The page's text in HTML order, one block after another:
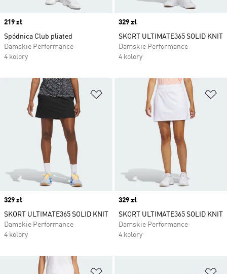
Price
219 zł
Spódnica Club pliated
Damskie Performance
4 kolory
Price
329 zł
SKORT ULTIMATE365 SOLID KNIT
Damskie Performance
4 kolory
Dodaj do listy życzeń
Price
329 zł
SKORT ULTIMATE365 SOLID KNIT
Damskie Performance
4 kolory
Price
329 zł
SKORT ULTIMATE365 SOLID KNIT
Damskie Performance
4 kolory